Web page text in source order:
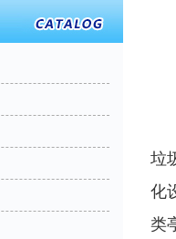
垃
化
类